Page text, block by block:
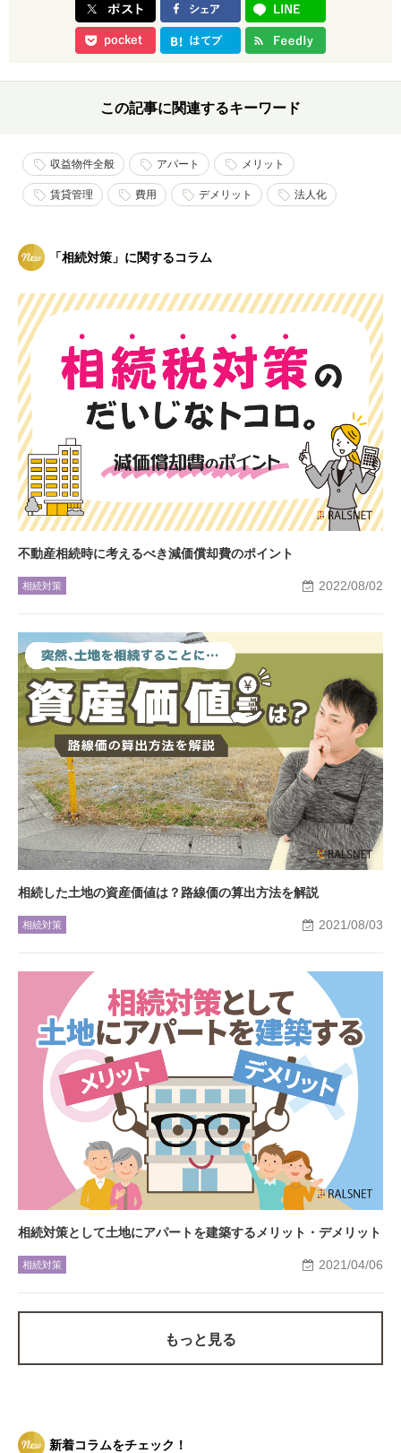
この記事に関連するキーワード
収益物件全般 アパート メリット
賃貸管理 費用 デメリット 法人化
「相続対策」に関するコラム
相続対策 2022/08/02
不動産相続時に考えるべき減価償却費のポイント
相続対策 2021/08/03
相続した土地の資産価値は？路線価の算出方法を解説
相続対策 2021/04/06
相続対策として土地にアパートを建築するメリット・デメリット
もっと見る
新着コラムをチェック！